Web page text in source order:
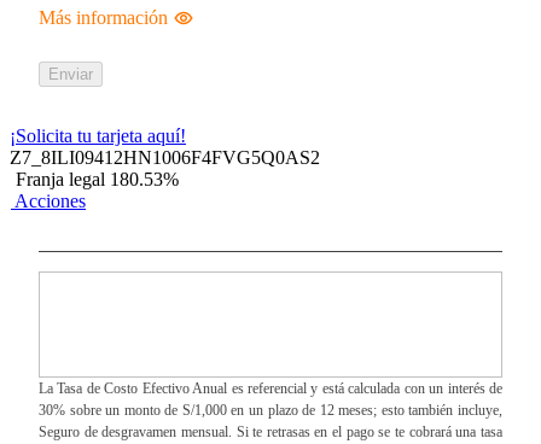
Más información
Enviar
¡Solicita tu tarjeta aquí!
Z7_8ILI09412HN1006F4FVG5Q0AS2
Franja legal 180.53%
Acciones
La Tasa de Costo Efectivo Anual es referencial y está calculada con un interés de
30% sobre un monto de S/1,000 en un plazo de 12 meses; esto también incluye,
Seguro de desgravamen mensual. Si te retrasas en el pago se te cobrará una tasa